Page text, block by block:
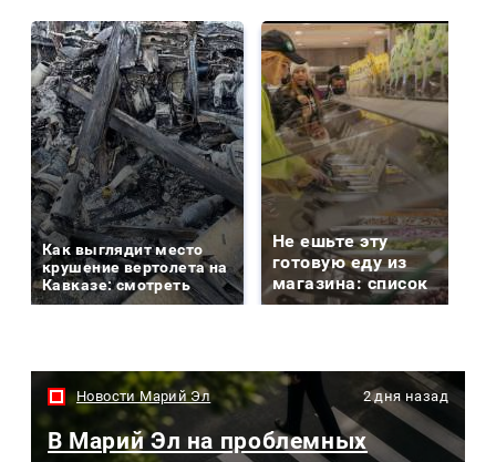
Как выглядит место
крушение вертолета на
Кавказе: смотреть
Не ешьте эту
готовую еду из
магазина: список
Новости Марий Эл 2 дня назад
В Марий Эл на проблемных